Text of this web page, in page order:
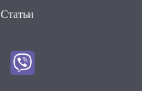
Статьи